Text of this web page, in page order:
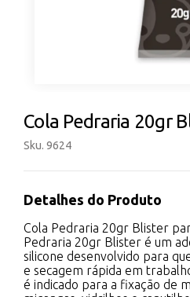
Cola Pedraria 20gr
Sku. 9624
Detalhes do Produto
Cola Pedraria 20gr Blister
Pedraria 20gr Blister é um
silicone desenvolvido para
e secagem rápida em
é indicado para a fixação de